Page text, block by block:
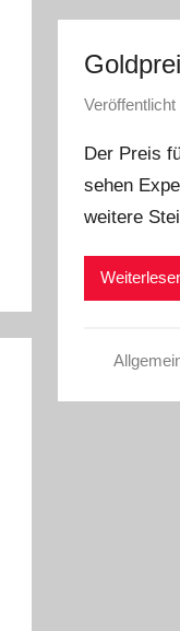
Veröffentlicht
Der Preis
sehen
weitere